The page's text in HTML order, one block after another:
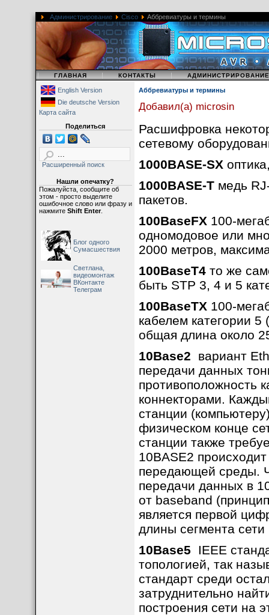
Администрирование Cisco Аббревиатуры и термины
| ГЛАВНАЯ | КОНТАКТЫ | АДМИНИСТРИРОВАНИЕ
English Version
Die deutsche Version
Карта сайта
Поделиться
Расширенный поиск
Нашли опечатку?
Пожалуйста, сообщите об
этом - просто выделите
ошибочное слово или фразу и
нажмите Shift Enter.
Блог одного
Сумасшествия
Светлана,
видеомонтаж
ВКонтакте
Телеграм
Аббревиатуры и термины
Добавил(а) microsin
Расшифровка
сетевому
1000BASE-SX
1000BASE-Tмедь
пакетов.
100BaseFX100-
одномодовое или
2000 метров,
100BaseT4то же
быть STP 3, 4 и 5
100BaseTX100-
кабелем категории
общая длина около
10Base2 вариант
передачи данных
противоположность
коннекторами.
станции
физическом конце
станции также
10BASE2
передающей среды.
передачи данных в
от baseband
является первой
длины сегмента
10Base5 IEEE
топологией, так
стандарт среди
затруднительно
построения сети на